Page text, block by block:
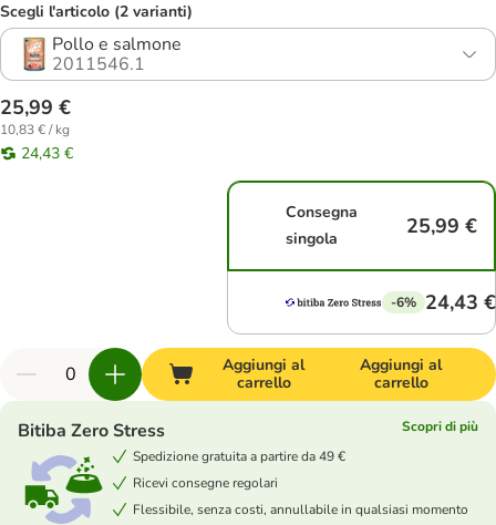
Scegli l'articolo (2 varianti)
Pollo e salmone
2011546.1
25,99 €
10,83 € / kg
24,43 €
Consegna
singola
25,99 €
-6% 24,43 €
Aggiungi al
carrello
Aggiungi al
carrello
Bitiba Zero Stress
Scopri di più
Spedizione gratuita a partire da 49 €
Ricevi consegne regolari
Flessibile, senza costi, annullabile in qualsiasi momento